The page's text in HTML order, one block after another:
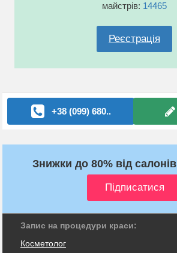
майстрів: 14465
Реєстрація
+38 (099) 680..
Знижки до 80% від салонів
Запис на процедури краси:
Косметолог